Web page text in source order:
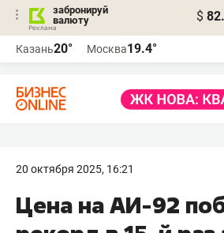
забронируй
валюту
$
Казань20° Москва19.4°
20 октября 2025, 16:21
Цена на АИ-92